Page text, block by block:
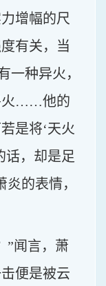
增幅的尺
有关，当
一种异火，
火……他的
是将‘天火
话，却是足
的表情，
”闻言，萧
便是被云